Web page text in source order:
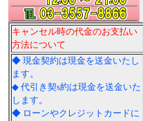
キャンセル時の代金のお支払い
方法について
◆ 現金契約は現金を送金いたし
ます。
◆ 代引き契s約は現金を送金いた
します。
◆ ローンやクレジットカードに